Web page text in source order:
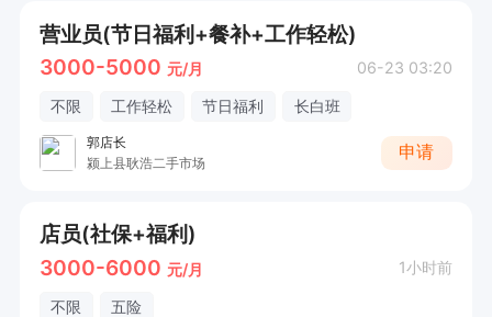
营业员(节日福利+餐补+工作轻松)
3000-5000 元/月 06-23 03:20
不限 工作轻松 节日福利 长白班
郭店长
颍上县耿浩二手市场
申请
店员(社保+福利)
3000-6000 元/月 1小时前
不限 五险